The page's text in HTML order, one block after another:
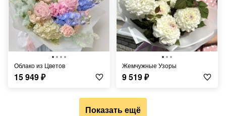
Облако из Цветов
15 949₽
Жемчужные Узоры
9 519₽
Показать ещё